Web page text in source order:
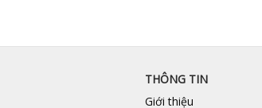
THÔNG TIN
Giới thiệu